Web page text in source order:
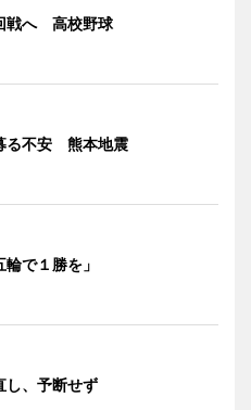
戦へ 高校野球
る不安 熊本地震
で１勝を」
し、予断せず